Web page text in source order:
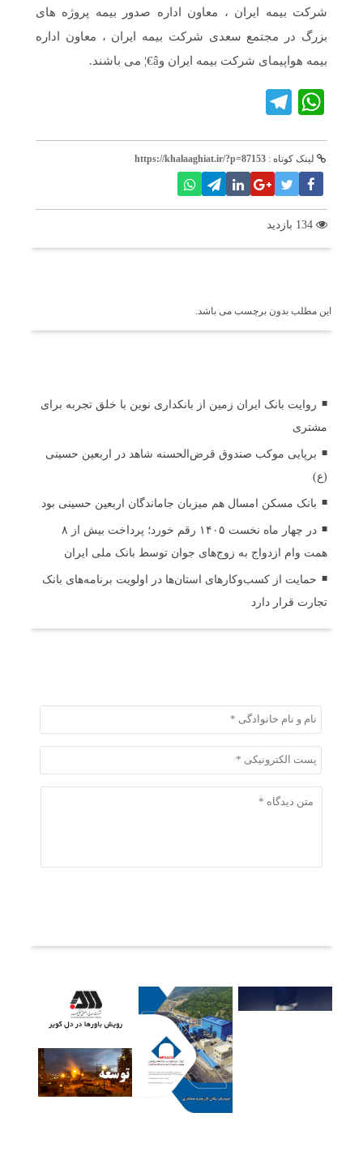
شرکت بیمه ایران ، معاون اداره صدور بیمه پروژه های
بزرگ در مجتمع سعدی شرکت بیمه ایران ، معاون اداره
بیمه هواپیمای شرکت بیمه ایران وâ€¦ می باشند.
WhatsApp
لینک کوتاه : https://khalaaghiat.ir/?p=87153
این مطلب بدون برچسب می باشد.
روایت بانک ایران زمین از بانکداری نوین با خلق تجربه برای
مشتری
برپایی موکب صندوق قرض‌الحسنه شاهد در اربعین حسینی
(ع)
بانک مسکن امسال هم میزبان جاماندگان اربعین حسینی بود
در چهار ماه نخست ۱۴۰۵ رقم خورد؛ پرداخت بیش از ۸
همت وام ازدواج به زوج‌های جوان توسط بانک ملی ایران
حمایت از کسب‌وکارهای استان‌ها در اولویت برنامه‌های بانک
تجارت قرار دارد